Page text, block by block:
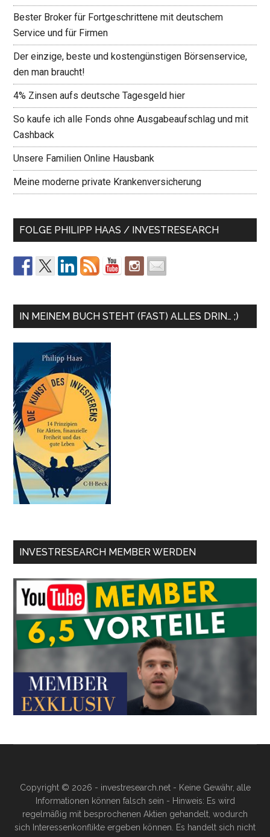
Bester Broker für Fortgeschrittene mit deutschem
Service und für Firmen
Der einzige, beste und kostengünstigen Börsenservice,
den man braucht!
4% Zinsen aufs deutsche Tagesgeld hier
So kaufe ich alle Fonds ohne Ausgabeaufschlag und mit
Cashback
Unsere Familien Online Hausbank
Meine moderne private Krankenversicherung
FOLGE PHILIPP HAAS / INVESTRESEARCH
IN MEINEM BUCH STEHT (FAST) ALLES DRIN… ;)
INVESTRESEARCH MEMBER WERDEN
Copyright © 2026 - investresearch.net - Keine Gewähr, alle
Informationen können falsch sein - Hinweis: Es wird
regelmäßig mit besprochenen Aktien gehandelt, wodurch
sich Interessenkonflikte ergeben können. Es handelt sich nicht